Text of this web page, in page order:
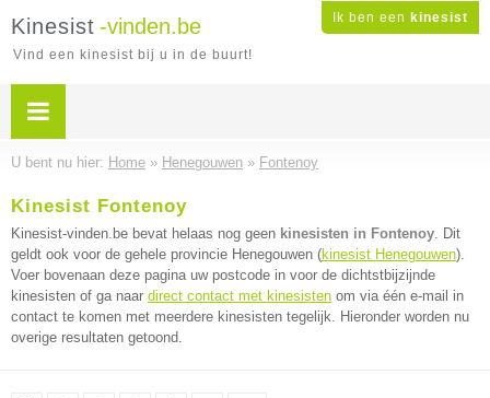
Ik ben een kinesist
Kinesist -vinden.be
Vind een kinesist bij u in de buurt!
U bent nu hier: Home » Henegouwen » Fontenoy
Kinesist Fontenoy
Kinesist-vinden.be bevat helaas nog geen kinesisten in Fontenoy. Dit
geldt ook voor de gehele provincie Henegouwen (kinesist Henegouwen).
Voer bovenaan deze pagina uw postcode in voor de dichtstbijzijnde
kinesisten of ga naar direct contact met kinesisten om via één e-mail in
contact te komen met meerdere kinesisten tegelijk. Hieronder worden nu
overige resultaten getoond.